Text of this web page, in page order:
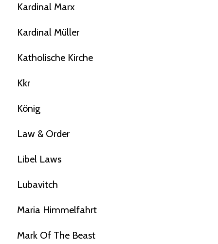
Kardinal Marx
Kardinal Müller
Katholische Kirche
Kkr
König
Law & Order
Libel Laws
Lubavitch
Maria Himmelfahrt
Mark Of The Beast